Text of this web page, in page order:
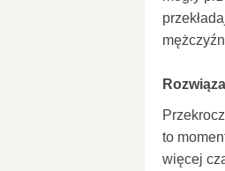
to
więcej